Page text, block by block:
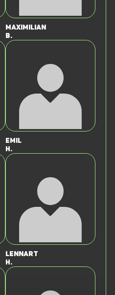
Maximilian
B.
Emil
H.
Lennart
H.